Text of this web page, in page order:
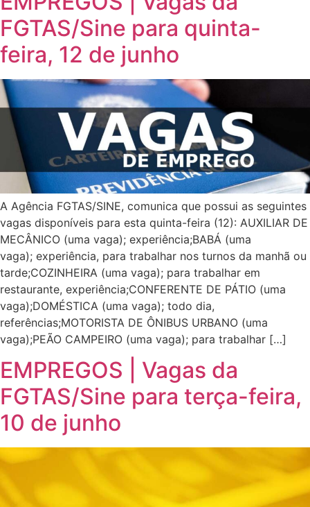
FGTAS/Sine para quinta-
feira, 12 de junho
A Agência FGTAS/SINE, comunica que possui as seguintes
vagas disponíveis para esta quinta-feira (12): AUXILIAR DE
MECÂNICO (uma vaga); experiência;BABÁ (uma
vaga); experiência, para trabalhar nos turnos da manhã ou
tarde;COZINHEIRA (uma vaga); para trabalhar em
restaurante, experiência;CONFERENTE DE PÁTIO (uma
vaga);DOMÉSTICA (uma vaga); todo dia,
referências;MOTORISTA DE ÔNIBUS URBANO (uma
vaga);PEÃO CAMPEIRO (uma vaga); para trabalhar […]
EMPREGOS | Vagas da
FGTAS/Sine para terça-feira,
10 de junho